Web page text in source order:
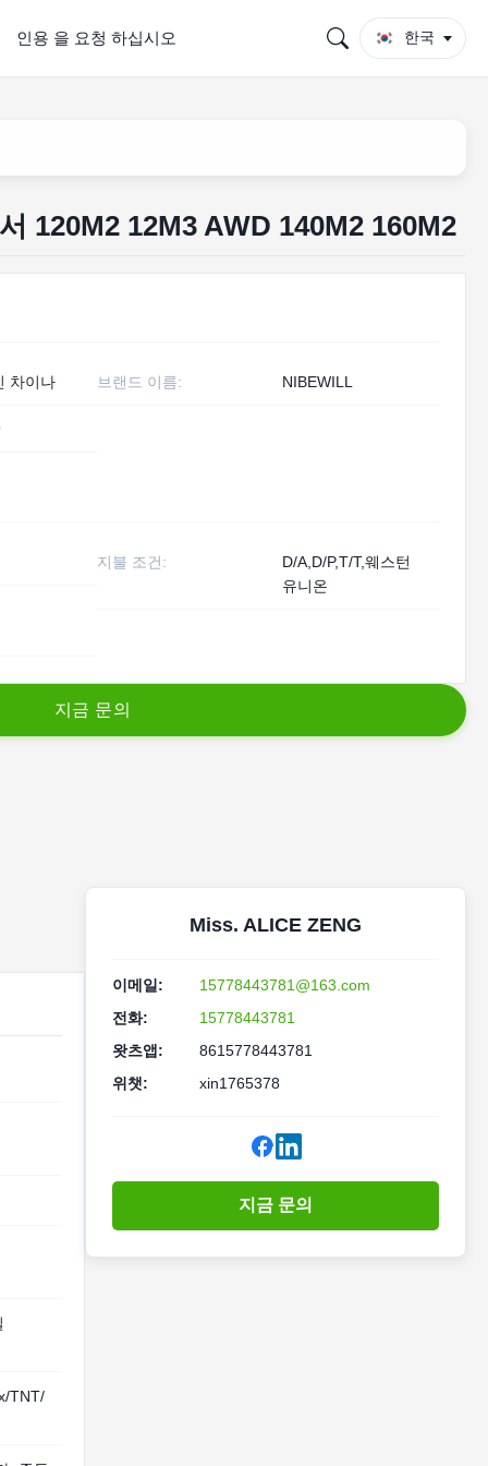
인용 을 요청 하십시오 한국
120M2 12M3 AWD 140M2 160M2
차이나 브랜드 이름: NIBEWILL
지불 조건:
D/A,D/P,T/T,웨스턴
유니온
지 금 문의
TNT/
Miss. ALICE ZENG
이메일:
15778443781@163.com
전화:
15778443781
왓츠앱:
8615778443781
위챗:
xin1765378
지금 문의